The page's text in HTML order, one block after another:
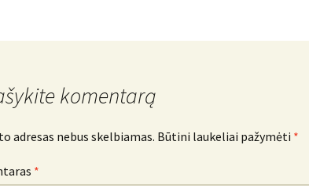
komentarą
adresas nebus skelbiamas. Būtini laukeliai pažymėti *
*